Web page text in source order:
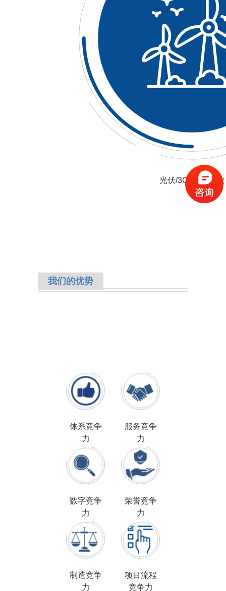
光伏/3C/CNC行业
我们的优势
体系竞争
力
服务竞争
力
数字竞争
力
荣誉竞争
力
制造竞争
力
项目流程
竞争力